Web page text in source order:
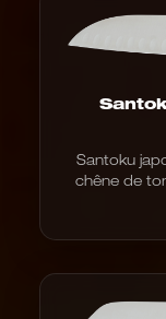
Santoku
chêne de